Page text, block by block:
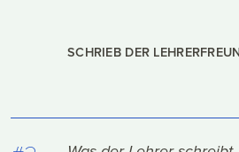
SCHRIEB DER